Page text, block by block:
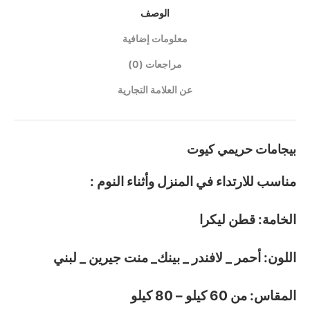
الوصف
معلومات إضافية
مراجعات (0)
عن العلامة التجارية
بيجامات حريمي كيوت
مناسب للارتداء في المنزل وأثناء النوم :
الخامة: قطن ليكرا
اللون: أحمر _ لافندر _ بينك_ منت جيرين _ لبني
المقاس: من 60 كيلو – 80 كيلو